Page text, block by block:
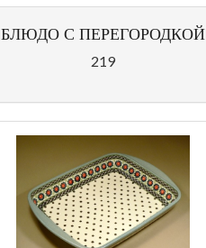
БЛЮДО С ПЕРЕГОРОДКОЙ
219